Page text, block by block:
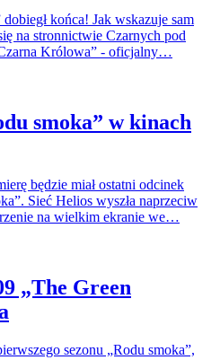
końca! Jak wskazuje sam
na stronnictwie Czarnych pod
Królowa” - oficjalny…
smoka” w kinach
będzie miał ostatni odcinek
Sieć Helios wyszła naprzeciw
na wielkim ekranie we…
„The Green
sezonu „Rodu smoka”,